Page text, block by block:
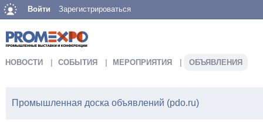
Войти Зарегистрироваться
НОВОСТИ СОБЫТИЯ МЕРОПРИЯТИЯ ОБЪЯВЛЕНИЯ
Промышленная доска объявлений (pdo.ru)